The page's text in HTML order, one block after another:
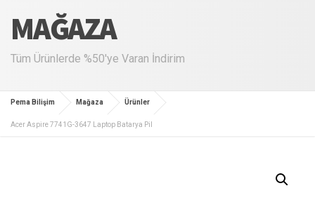
MAĞAZA
Tüm Ürünlerde %50'ye Varan İndirim
Pema Bilişim Mağaza Ürünler
Acer Aspire 7741G-3647 Laptop Batarya Pil